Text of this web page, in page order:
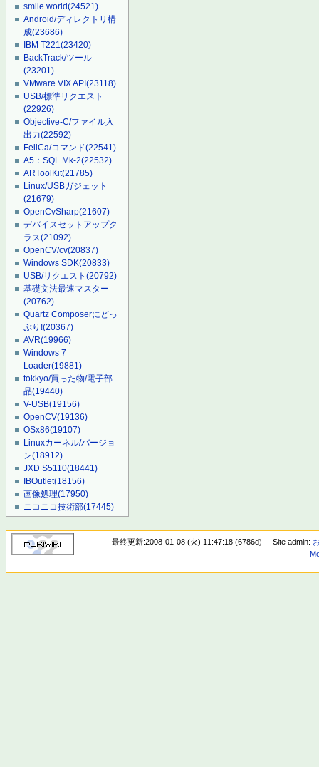
smile.world(24521)
Android/ディレクトリ構
成(23686)
IBM T221(23420)
BackTrack/ツール
(23201)
VMware VIX API(23118)
USB/標準リクエスト
(22926)
Objective-C/ファイル入
出力(22592)
FeliCa/コマンド(22541)
A5：SQL Mk-2(22532)
ARToolKit(21785)
Linux/USBガジェット
(21679)
OpenCvSharp(21607)
デバイスセットアップク
ラス(21092)
OpenCV/cv(20837)
Windows SDK(20833)
USB/リクエスト(20792)
基礎文法最速マスター
(20762)
Quartz Composerにどっ
ぷり!(20367)
AVR(19966)
Windows 7
Loader(19881)
tokkyo/買った物/電子部
品(19440)
V-USB(19156)
OpenCV(19136)
OSx86(19107)
Linuxカーネル/バージョ
ン(18912)
JXD S5110(18441)
IBOutlet(18156)
画像処理(17950)
ニコニコ技術部(17445)
最終更新:2008-01-08 (火) 11:47:18 (6786d) Site admin: